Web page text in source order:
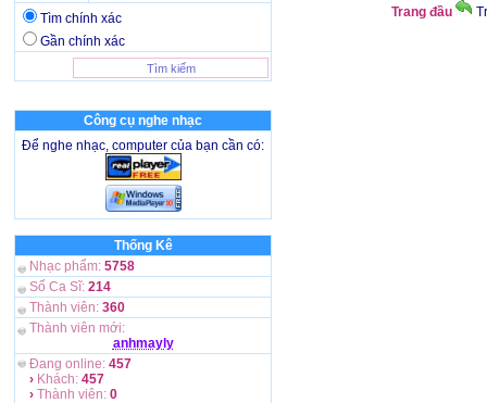
Tìm chính xác
Gần chính xác
Công cụ nghe nhạc
Để nghe nhạc, computer của bạn cần có:
Thống Kê
Nhạc phẩm: 5758
Số Ca Sĩ: 214
Thành viên: 360
Thành viên mới:
anhmayly
Đang online: 457
› Khách: 457
› Thành viên: 0
Trang đầu